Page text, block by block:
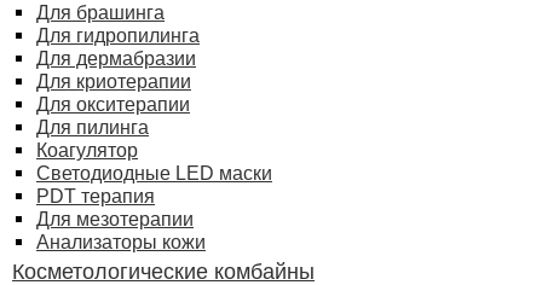
Для брашинга
Для гидропилинга
Для дермабразии
Для криотерапии
Для окситерапии
Для пилинга
Коагулятор
Светодиодные LED маски
PDT терапия
Для мезотерапии
Анализаторы кожи
Косметологические комбайны